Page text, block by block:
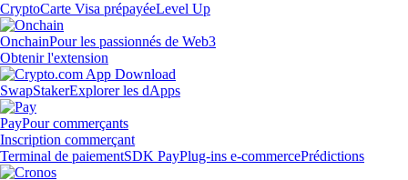
CryptoCarte Visa prépayéeLevel Up
OnchainPour les passionnés de Web3
Obtenir l'extension
SwapStakerExplorer les dApps
PayPour commerçants
Inscription commerçant
Terminal de paiementSDK PayPlug-ins e-commercePrédictions